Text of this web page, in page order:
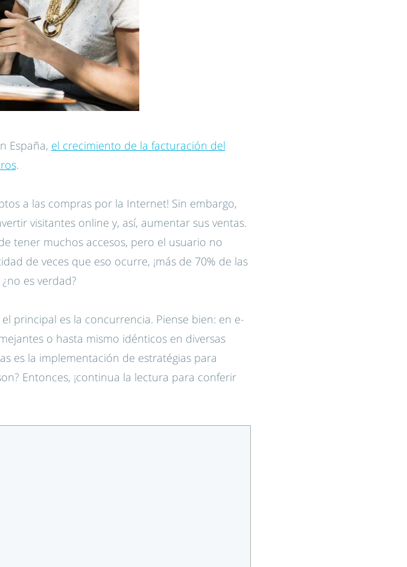
España, el crecimiento de la facturación del
.
a las compras por la Internet! Sin embargo,
visitantes online y, así, aumentar sus ventas.
tener muchos accesos, pero el usuario no
de veces que eso ocurre, ¡más de 70% de las
es verdad?
principal es la concurrencia. Piense bien: en e-
o hasta mismo idénticos en diversas
es la implementación de estratégias para
Entonces, ¡continua la lectura para conferir